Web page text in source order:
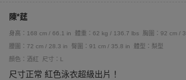
陳*莛
身高：168 cm / 66.1 in 體重：62 kg / 136.7 lbs
胸圍：92 cm /
腰圍：72 cm / 28.3 in
臀圍：91 cm / 35.8 in
體型：梨型
顏色：酒紅
尺寸：L
尺寸正常 紅色泳衣超級出片！